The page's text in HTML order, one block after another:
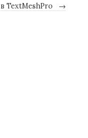
в TextMeshPro
→